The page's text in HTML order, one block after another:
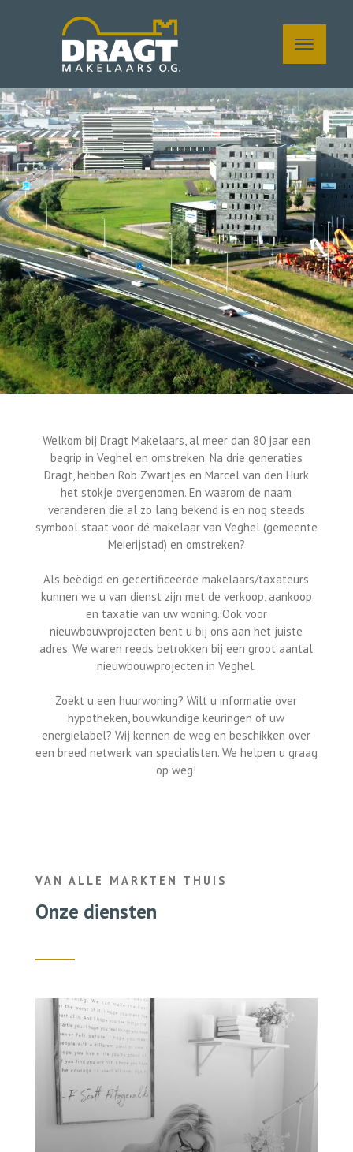
Welkom bij Dragt Makelaars, al meer dan 80 jaar een
begrip in Veghel en omstreken. Na drie generaties
Dragt, hebben Rob Zwartjes en Marcel van den Hurk
het stokje overgenomen. En waarom de naam
veranderen die al zo lang bekend is en nog steeds
symbool staat voor dé makelaar van Veghel (gemeente
Meierijstad) en omstreken?
Als beëdigd en gecertificeerde makelaars/taxateurs
kunnen we u van dienst zijn met de verkoop, aankoop
en taxatie van uw woning. Ook voor
nieuwbouwprojecten bent u bij ons aan het juiste
adres. We waren reeds betrokken bij een groot aantal
nieuwbouwprojecten in Veghel.
Zoekt u een huurwoning? Wilt u informatie over
hypotheken, bouwkundige keuringen of uw
energielabel? Wij kennen de weg en beschikken over
een breed netwerk van specialisten. We helpen u graag
op weg!
VAN ALLE MARKTEN THUIS
Onze diensten